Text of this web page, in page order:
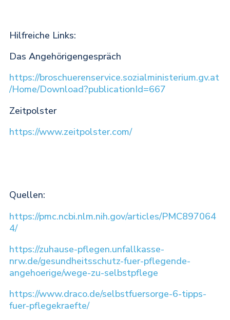
Hilfreiche Links:
Das Angehörigengespräch
https://broschuerenservice.sozialministerium.gv.at
/Home/Download?publicationId=667
Zeitpolster
https://www.zeitpolster.com/
Quellen:
https://pmc.ncbi.nlm.nih.gov/articles/PMC897064
4/
https://zuhause-pflegen.unfallkasse-
nrw.de/gesundheitsschutz-fuer-pflegende-
angehoerige/wege-zu-selbstpflege
https://www.draco.de/selbstfuersorge-6-tipps-
fuer-pflegekraefte/